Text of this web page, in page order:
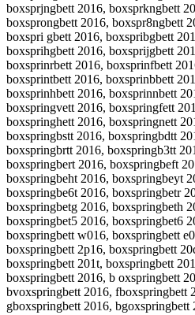
boxsprjngbett 2016, boxsprkngbett
boxsprongbett 2016, boxspr8ngbett
boxspri gbett 2016, boxspribgbett
boxsprihgbett 2016, boxsprijgbett
boxsprinrbett 2016, boxsprinfbett
boxsprintbett 2016, boxsprinbbett
boxsprinhbett 2016, boxsprinnbett
boxspringvett 2016, boxspringfett
boxspringhett 2016, boxspringnett
boxspringbstt 2016, boxspringbdtt
boxspringbrtt 2016, boxspringb3tt
boxspringbert 2016, boxspringbeft
boxspringbeht 2016, boxspringbeyt
boxspringbe6t 2016, boxspringbetr
boxspringbetg 2016, boxspringbeth
boxspringbet5 2016, boxspringbet6
boxspringbett w016, boxspringbett
boxspringbett 2p16, boxspringbett
boxspringbett 201t, boxspringbett
boxspringbett 2016, b oxspringbett
bvoxspringbett 2016, fboxspringbett
gboxspringbett 2016, bgoxspringbett